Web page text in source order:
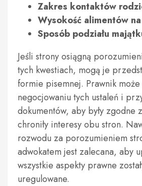
Zakres kontaktów
Wysokość alimentów
Sposób podziału
Jeśli strony osiągną
tych kwestiach, mogą je
formie pisemnej. Prawnik
negocjowaniu tych ustaleń i
dokumentów, aby były zgodne
chroniły interesy obu stron.
rozwodu za porozumieniem
adwokatem jest zalecana, aby
wszystkie aspekty prawne
uregulowane.